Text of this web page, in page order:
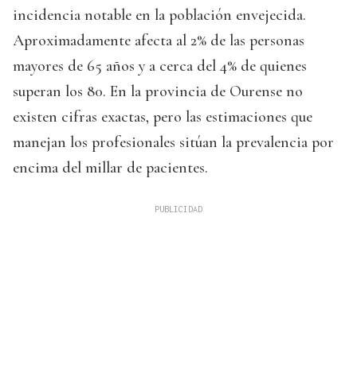
incidencia notable en la población envejecida.
Aproximadamente afecta al 2% de las personas
mayores de 65 años y a cerca del 4% de quienes
superan los 80. En la provincia de Ourense no
existen cifras exactas, pero las estimaciones que
manejan los profesionales sitúan la prevalencia por
encima del millar de pacientes.